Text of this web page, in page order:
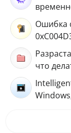
Ошибка
что